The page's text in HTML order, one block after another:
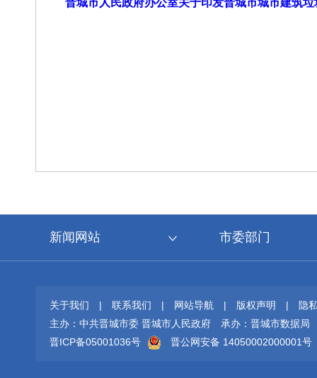
晋城市人民政府办公室关于印发晋城市城市建筑
新闻网站 市委部门
关于我们 | 联系我们 | 网站导航 | 版权声明 |
隐
主办：中共晋城市委 晋城市人民政府
承办：晋城市数据局
晋ICP备05001036号
晋公网安备 14050002000001号